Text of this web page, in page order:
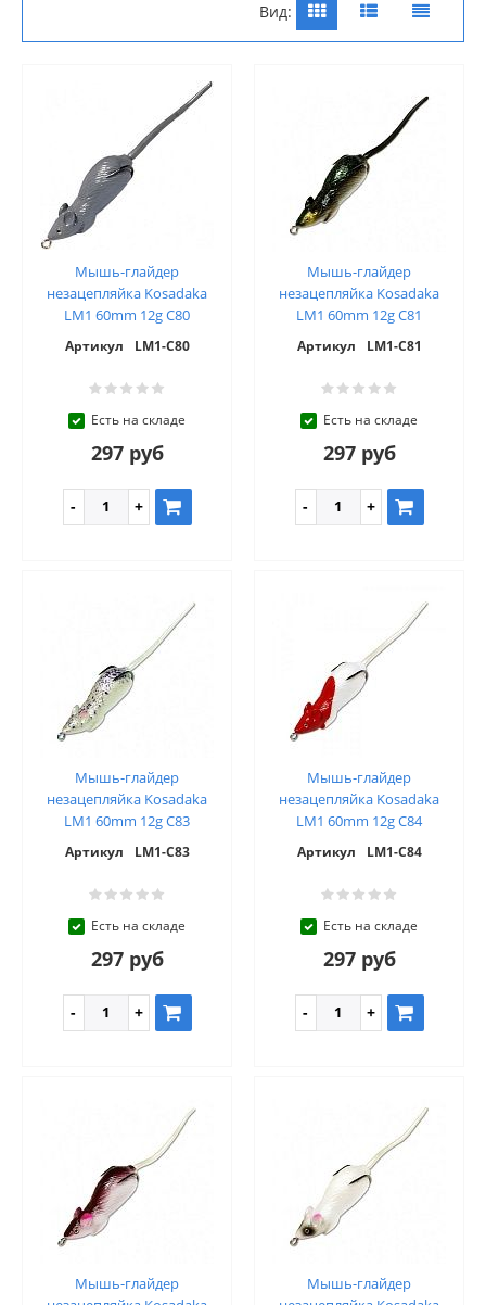
Вид:
Мышь-глайдер
незацепляйка Kosadaka
LM1 60mm 12g C80
Артикул LM1-C80
Есть на складе
297 руб
Мышь-глайдер
незацепляйка Kosadaka
LM1 60mm 12g C81
Артикул LM1-C81
Есть на складе
297 руб
Мышь-глайдер
незацепляйка Kosadaka
LM1 60mm 12g C83
Артикул LM1-C83
Есть на складе
297 руб
Мышь-глайдер
незацепляйка Kosadaka
LM1 60mm 12g C84
Артикул LM1-C84
Есть на складе
297 руб
Мышь-глайдер
Мышь-глайдер